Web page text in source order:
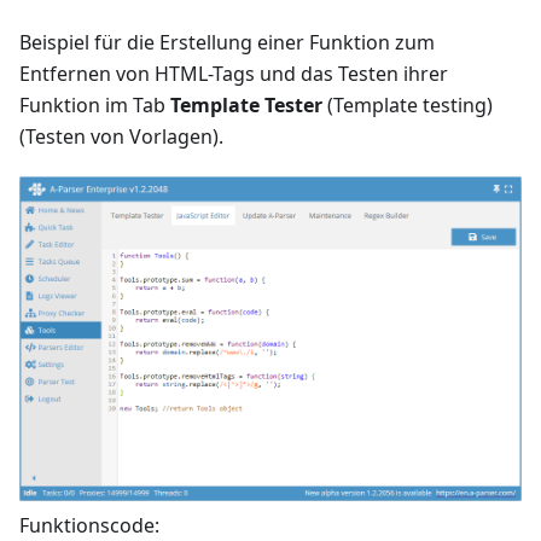
Beispiel für die Erstellung einer Funktion zum
Entfernen von HTML-Tags und das Testen ihrer
Funktion im Tab Template Tester(Template testing)
(Testen von Vorlagen).
Funktionscode: